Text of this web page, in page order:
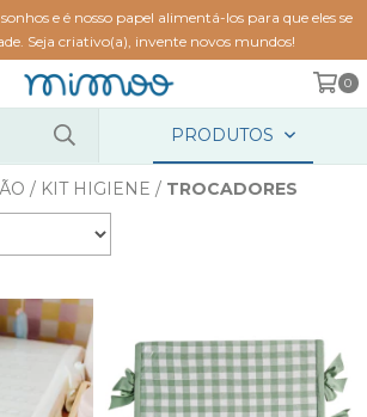
e é nosso papel alimentá-los para que eles se
Seja criativo(a), invente novos mundos!
0
PRODUTOS
/ KIT HIGIENE / TROCADORES